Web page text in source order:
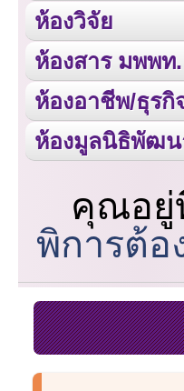
ห้องวิจัย
ห้องสาร มพพท.
ห้องอาชีพ/ธุรกิ
ห้องมูลนิธิพัฒน
คุณอยู่
พิการต้อ